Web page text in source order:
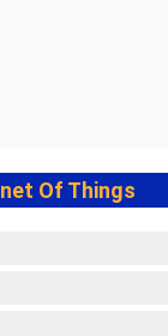
Of Things